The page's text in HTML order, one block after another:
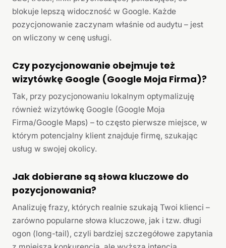
blokuje lepszą widoczność w Google. Każde
pozycjonowanie zaczynam właśnie od audytu – jest
on wliczony w cenę usługi.
Czy pozycjonowanie obejmuje też
wizytówkę Google (Google Moja Firma)?
Tak, przy pozycjonowaniu lokalnym optymalizuję
również wizytówkę Google (Google Moja
Firma/Google Maps) – to często pierwsze miejsce, w
którym potencjalny klient znajduje firmę, szukając
usług w swojej okolicy.
Jak dobierane są słowa kluczowe do
pozycjonowania?
Analizuję frazy, których realnie szukają Twoi klienci –
zarówno popularne słowa kluczowe, jak i tzw. długi
ogon (long-tail), czyli bardziej szczegółowe zapytania